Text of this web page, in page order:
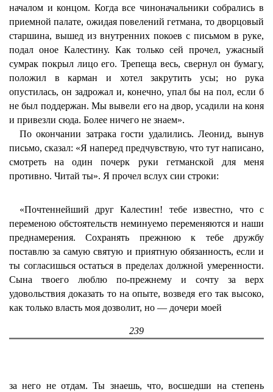
началом и концом. Когда все чиноначальники собрались в
приемной палате, ожидая повелений гетмана, то дворцовый
старшина, вышед из внутренних покоев с письмом в руке,
подал оное Калестину. Как только сей прочел, ужасный
сумрак покрыл лицо его. Трепеща весь, свернул он бумагу,
положил в карман и хотел закрутить усы; но рука
опустилась, он задрожал и, конечно, упал бы на пол, если б
не был поддержан. Мы вывели его на двор, усадили на коня
и привезли сюда. Более ничего не знаем».
По окончании затрака гости удалились. Леонид, вынув
письмо, сказал: «Я наперед предчувствую, что тут написано,
смотреть на один почерк руки гетманской для меня
противно. Читай ты». Я прочел вслух сии строки:
«Почтеннейший друг Калестин! тебе известно, что с
переменою обстоятельств неминуемо переменяются и наши
преднамерения. Сохранять прежнюю к тебе дружбу
поставлю за самую святую и приятную обязанность, если и
ты согласишься остаться в пределах должной умеренности.
Сына твоего люблю по-прежнему и сочту за верх
удовольствия доказать то на опыте, возведя его так высоко,
как только власть моя дозволит, но — дочери моей
239
за него не отдам. Ты знаешь, что, восшедши на степень